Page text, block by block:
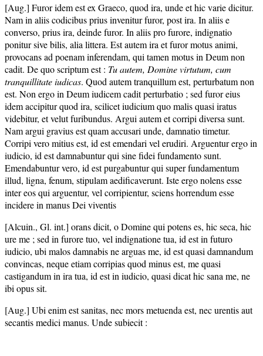
[Aug.] Furor idem est ex Graeco, quod ira, unde et hic varie dicitur.
Nam in aliis codicibus prius invenitur furor, post ira. In aliis e
converso, prius ira, deinde furor. In aliis pro furore, indignatio
ponitur sive bilis, alia littera. Est autem ira et furor motus animi,
provocans ad poenam inferendam, qui tamen motus in Deum non
cadit. De quo scriptum est : Tu autem, Domine virtutum, cum
tranquillitate iudicas. Quod autem tranquillum est, perturbatum non
est. Non ergo in Deum iudicem cadit perturbatio ; sed furor eius
idem accipitur quod ira, scilicet iudicium quo malis quasi iratus
videbitur, et velut furibundus. Argui autem et corripi diversa sunt.
Nam argui gravius est quam accusari unde, damnatio timetur.
Corripi vero mitius est, id est emendari vel erudiri. Arguentur ergo in
iudicio, id est damnabuntur qui sine fidei fundamento sunt.
Emendabuntur vero, id est purgabuntur qui super fundamentum
illud, ligna, fenum, stipulam aedificaverunt. Iste ergo nolens esse
inter eos qui arguentur, vel corripientur, sciens horrendum esse
incidere in manus Dei viventis
[Alcuin., Gl. int.] orans dicit, o Domine qui potens es, hic seca, hic
ure me ; sed in furore tuo, vel indignatione tua, id est in futuro
iudicio, ubi malos damnabis ne arguas me, id est quasi damnandum
convincas, neque etiam corripias quod minus est, me quasi
castigandum in ira tua, id est in iudicio, quasi dicat hic sana me, ne
ibi opus sit.
[Aug.] Ubi enim est sanitas, nec mors metuenda est, nec urentis aut
secantis medici manus. Unde subiecit :